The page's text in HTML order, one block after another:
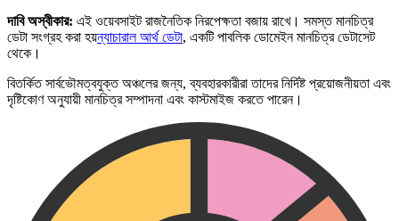
দাবি অস্বীকার: এই ওয়েবসাইট রাজনৈতিক নিরপেক্ষতা বজায় রাখে। সমস্ত মানচিত্র
ডেটা সংগ্রহ করা হয়ন্যাচারাল আর্থ ডেটা, একটি পাবলিক ডোমেইন মানচিত্র ডেটাসেট
থেকে।
বিতর্কিত সার্বভৌমত্বযুক্ত অঞ্চলের জন্য, ব্যবহারকারীরা তাদের নির্দিষ্ট প্রয়োজনীয়তা এবং
দৃষ্টিকোণ অনুযায়ী মানচিত্র সম্পাদনা এবং কাস্টমাইজ করতে পারেন।